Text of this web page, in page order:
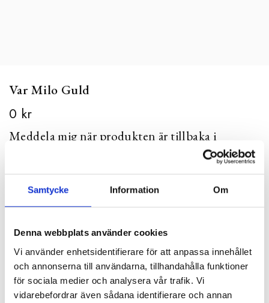
Samtycke Information Om
Denna webbplats använder cookies
Vi använder enhetsidentifierare för att anpassa innehållet
och annonserna till användarna, tillhandahålla funktioner
för sociala medier och analysera vår trafik. Vi
vidarebefordrar även sådana identifierare och annan
Var Milo Guld
0 kr
Meddela mig när produkten är tillbaka i
Finns ej i lager
BUTIK:
Finns ej i lager
BESKRIVNING